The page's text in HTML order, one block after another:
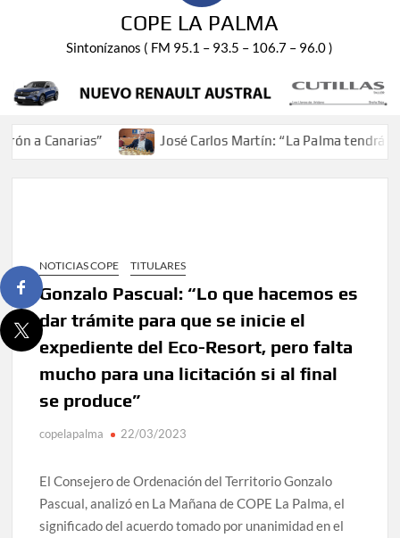
COPE LA PALMA
Sintonízanos ( FM 95.1 – 93.5 – 106.7 – 96.0 )
a Canarias” José Carlos Martín: “La Palma tendrá
NOTICIAS COPE TITULARES
Gonzalo Pascual: “Lo que hacemos es
dar trámite para que se inicie el
expediente del Eco-Resort, pero falta
mucho para una licitación si al final
se produce”
copelapalma 22/03/2023
El Consejero de Ordenación del Territorio Gonzalo
Pascual, analizó en La Mañana de COPE La Palma, el
significado del acuerdo tomado por unanimidad en el